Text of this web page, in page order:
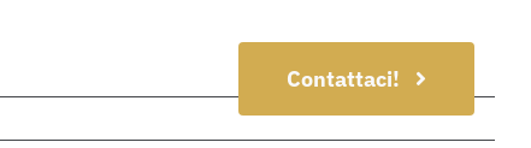
Contattaci!